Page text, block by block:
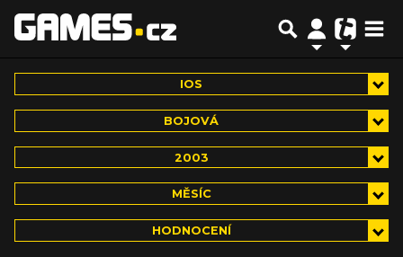
IOS
BOJOVÁ
2003
MĚSÍC
HODNOCENÍ